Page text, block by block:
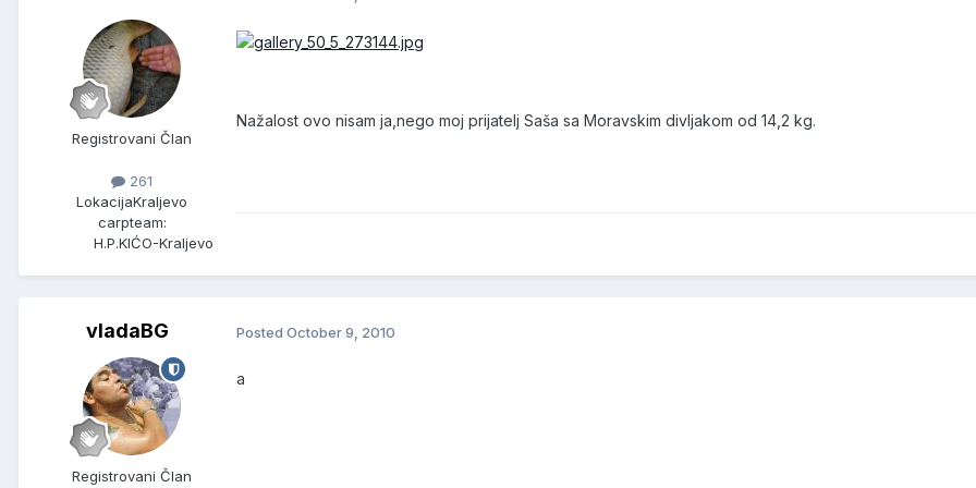
Registrovani Član
261
LokacijaKraljevo
carpteam:
H.P.KIĆO-Kraljevo
Nažalost ovo nisam ja,nego moj prijatelj Saša sa Moravskim divljakom od 14,2 kg.
vladaBG
Registrovani Član
Posted October 9, 2010
a